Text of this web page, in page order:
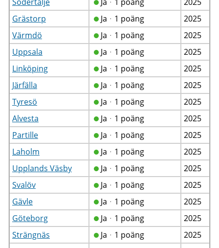
Grästorp
Jaᆞ1 poäng
2025
Värmdö
Jaᆞ1 poäng
2025
Uppsala
Jaᆞ1 poäng
2025
Linköping
Jaᆞ1 poäng
2025
Järfälla
Jaᆞ1 poäng
2025
Tyresö
Jaᆞ1 poäng
2025
Alvesta
Jaᆞ1 poäng
2025
Partille
Jaᆞ1 poäng
2025
Laholm
Jaᆞ1 poäng
2025
Upplands Väsby
Jaᆞ1 poäng
2025
Svalöv
Jaᆞ1 poäng
2025
Gävle
Jaᆞ1 poäng
2025
Göteborg
Jaᆞ1 poäng
2025
Strängnäs
Jaᆞ1 poäng
2025